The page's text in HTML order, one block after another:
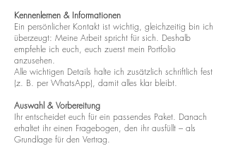
Kennenlernen & Informationen
Ein persönlicher Kontakt ist wichtig, gleichzeitig bin ich
überzeugt: Meine Arbeit spricht für sich. Deshalb
empfehle ich euch, euch zuerst mein Portfolio
anzusehen.
Alle wichtigen Details halte ich zusätzlich schriftlich fest
(z. B. per WhatsApp), damit alles klar bleibt.
Auswahl & Vorbereitung
Ihr entscheidet euch für ein passendes Paket. Danach
erhaltet ihr einen Fragebogen, den ihr ausfüllt – als
Grundlage für den Vertrag.